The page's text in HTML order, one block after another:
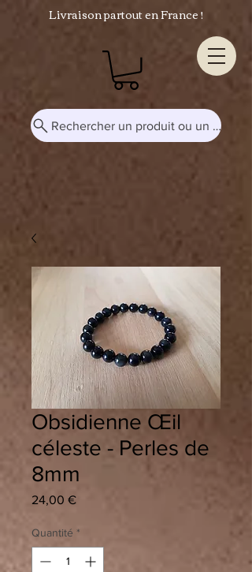
Livraison partout en France !
Rechercher un produit ou un mot-
Obsidienne Œil
céleste - Perles de
8mm
24,00 €Prix
Quantité *